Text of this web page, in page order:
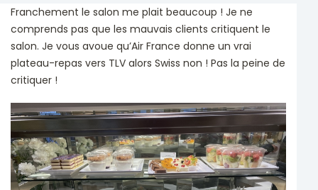
Franchement le salon me plait beaucoup ! Je ne
comprends pas que les mauvais clients critiquent le
salon. Je vous avoue qu’Air France donne un vrai
plateau-repas vers TLV alors Swiss non ! Pas la peine de
critiquer !